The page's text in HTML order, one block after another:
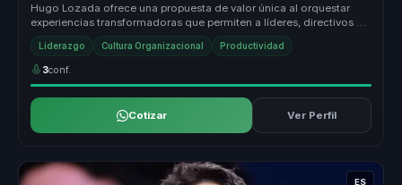
Hugo Lozada ofrece una propuesta de valor única al orquestar
experiencias transformadoras que permiten a líderes, directivos y
responsabl...
Liderazgo Cultura Organizacional Productividad
3conf.
Cotizar Ver Perfil
ES